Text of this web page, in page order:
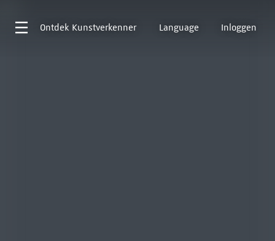
Ontdek Kunstverkenner Language Inloggen